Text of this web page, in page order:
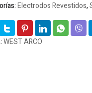
Electrodos Revestidos,
WEST ARCO